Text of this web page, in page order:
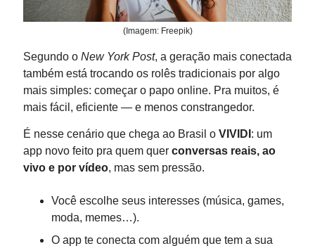
(Imagem: Freepik)
Segundo o New York Post, a geração mais conectada
também está trocando os rolês tradicionais por algo
mais simples: começar o papo online. Pra muitos, é
mais fácil, eficiente — e menos constrangedor.
É nesse cenário que chega ao Brasil o VIVIDI : um
app novo feito pra quem quer conversas reais, ao
vivo e por vídeo, mas sem pressão.
Você escolhe seus interesses (música, games,
moda, memes…).
O app te conecta com alguém que tem a sua